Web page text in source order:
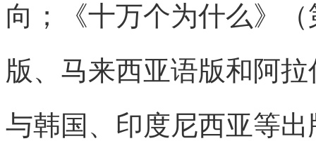
向；《十万个为什么》
版、马来西亚语版和阿
与韩国、印度尼西亚等